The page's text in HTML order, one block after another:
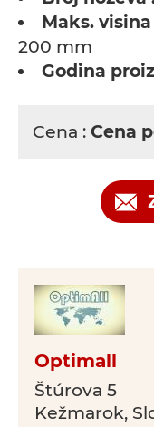
Maks.
200 mm
Godina
Cena : Cena
Optimall
Štúrova 5
Kežmarok,